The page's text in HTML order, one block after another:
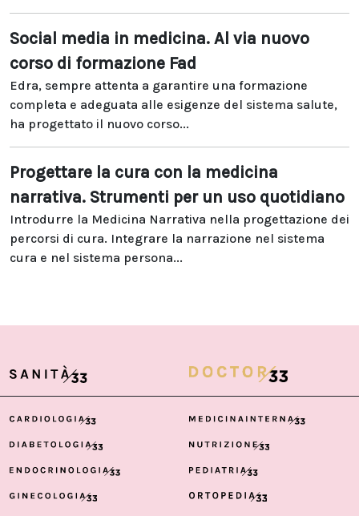
Social media in medicina. Al via nuovo
corso di formazione Fad
Edra, sempre attenta a garantire una formazione
completa e adeguata alle esigenze del sistema salute,
ha progettato il nuovo corso...
Progettare la cura con la medicina
narrativa. Strumenti per un uso quotidiano
Introdurre la Medicina Narrativa nella progettazione dei
percorsi di cura. Integrare la narrazione nel sistema
cura e nel sistema persona...